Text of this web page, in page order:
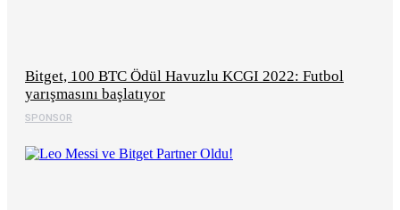
SPONSOR
Bitget, 100 BTC Ödül Havuzlu KCGI 2022: Futbol
yarışmasını başlatıyor